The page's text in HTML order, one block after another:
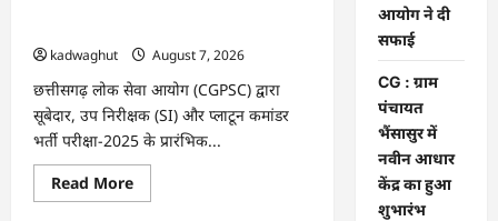
kadwaghut
August 7, 2026
छत्तीसगढ़ लोक सेवा आयोग (CGPSC) द्वारा
सूबेदार, उप निरीक्षक (SI) और प्लाटून कमांडर
भर्ती परीक्षा-2025 के प्रारंभिक...
Read MoreRead
more
आयोग ने दी
सफाई
CG : ग्राम
पंचायत
भैंसासुर में
नवीन आधार
केंद्र का हुआ
शुभारंभ